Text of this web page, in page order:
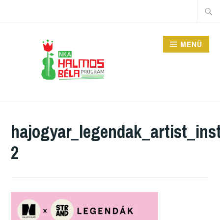
PROGRAM
MENÜ
2